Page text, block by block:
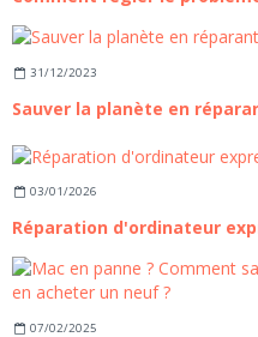
31/12/2023
03/01/2026
Réparation d'ordinateur
07/02/2025